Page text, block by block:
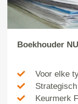
Boekhouder
Voor elke
Keurmerk